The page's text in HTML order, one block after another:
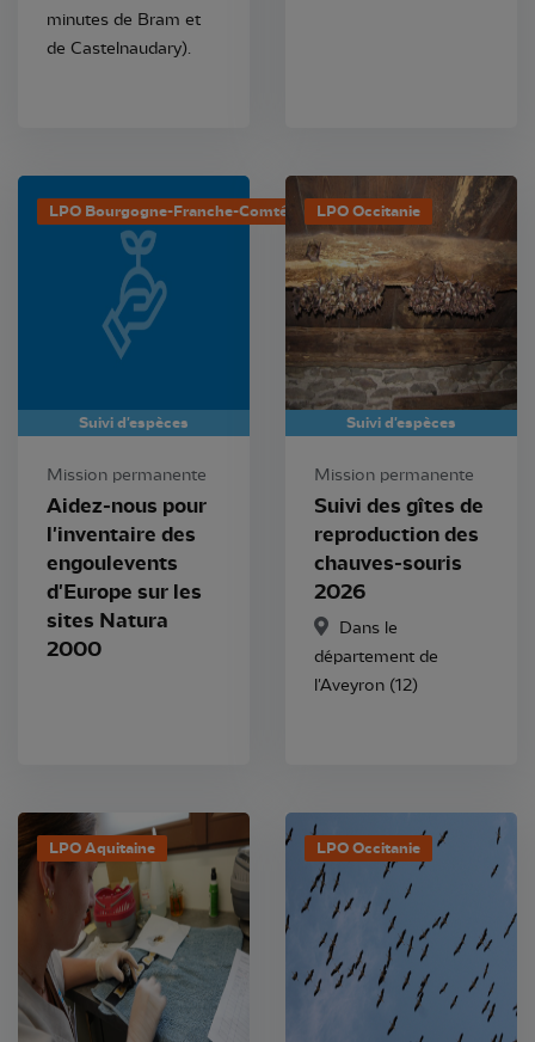
minutes de Bram et
de Castelnaudary).
LPO Bourgogne-Franche-Comté
Suivi d'espèces
Mission permanente
Aidez-nous pour
l'inventaire des
engoulevents
d'Europe sur les
sites Natura
2000
LPO Occitanie
Suivi d'espèces
Mission permanente
Suivi des gîtes de
reproduction des
chauves-souris
2026
Dans le
département de
l'Aveyron (12)
LPO Aquitaine LPO Occitanie